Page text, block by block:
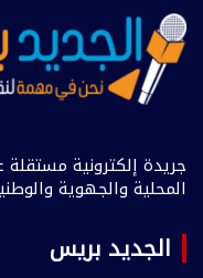
جريدة إلكترونية
المحلية والجهوية
الجديد بريس